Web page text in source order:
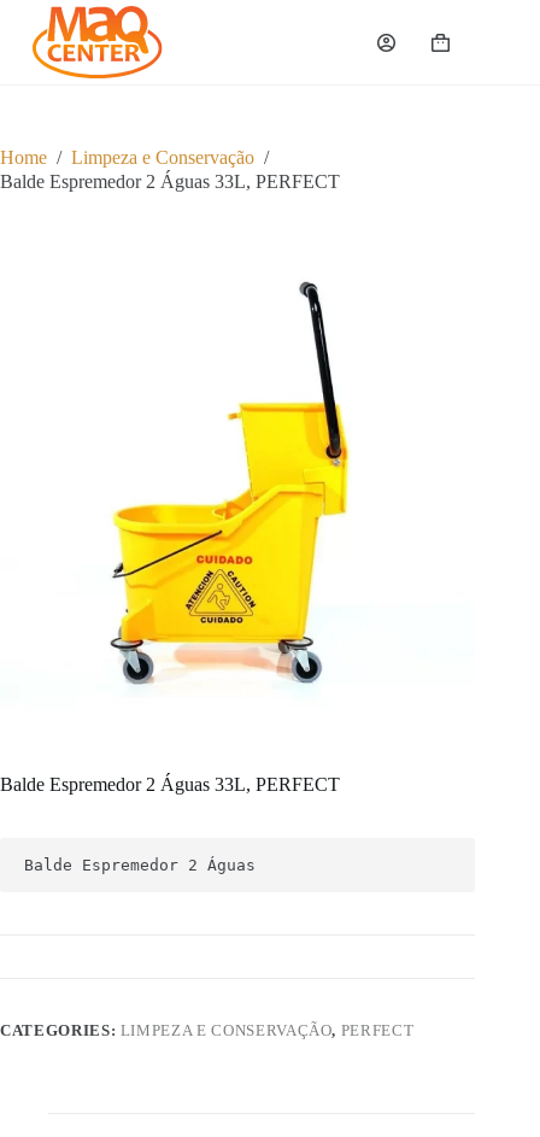
u
a
r
Carrinho
Home / Limpeza e Conservação /
Balde Espremedor 2 Águas 33L, PERFECT
Balde Espremedor 2 Águas 33L, PERFECT
Balde Espremedor 2 Águas
CATEGORIES: LIMPEZA E CONSERVAÇÃO, PERFECT